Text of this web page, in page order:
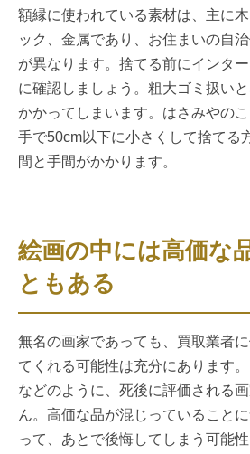
額縁に使われている素材は、主に
ック、金属であり、お住まいの自
が異なります。捨てる前にインタ
に確認しましょう。粗大ゴミ扱い
かかってしまいます。はさみやの
手で50cm以下に小さくして捨てる
間と手間がかかります。
絵画の中には高価な
ともある
無名の画家であっても、買取業者
てくれる可能性は充分にあります
などのように、死後に評価される
ん。高価な品が混じっていること
って、あとで後悔してしまう可能